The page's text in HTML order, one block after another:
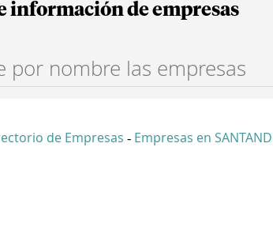
información de empresas
de Empresas - Empresas en